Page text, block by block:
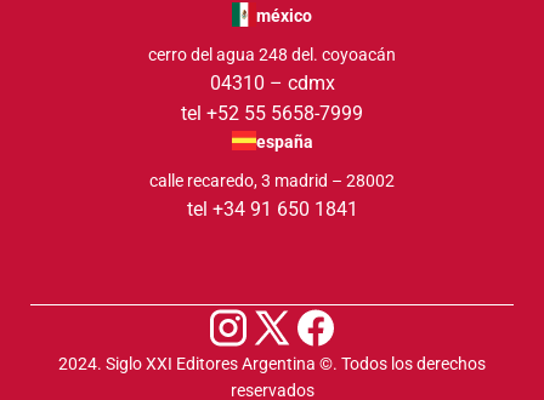
méxico
cerro del agua 248 del. coyoacán
04310 – cdmx
tel +52 55 5658-7999
españa
calle recaredo, 3 madrid – 28002
tel +34 91 650 1841
2024. Siglo XXI Editores Argentina ©️. Todos los derechos
reservados